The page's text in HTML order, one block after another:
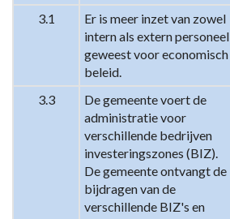
3.1
Er is meer inzet van zowel
intern als extern personeel
geweest voor economisch
beleid.
3.3
De gemeente voert de
administratie voor
verschillende bedrijven
investeringszones (BIZ).
De gemeente ontvangt de
bijdragen van de
verschillende BIZ's en